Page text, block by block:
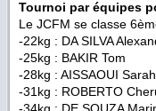
Tournoi par équipes
Le JCFM se classe
-22kg : DA SILVA
-25kg : BAKIR Tom
-28kg : AISSAOUI Sarah
-31kg : ROBERTO